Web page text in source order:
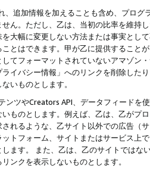
、追加情報を加えることも含め、プロ
ん。ただし、乙は、当初の比率を維持
大幅に変更しない方法または事実とし
とはできます。甲が乙に提供すること
てフォーマットされていないアマゾン
イバシー情報」へのリンクを削除した
いものとします。
ンツやCreators API、データフィード
ものとします。例えば、乙は、乙がプ
れるような、乙サイト以外での広告（
トフォーム、サイトまたはサービス上
ます。 また、乙は、乙のサイトでは
ンクを表示しないものとします。